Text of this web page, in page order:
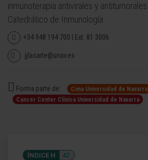
inmunoterapia antivirales y antitumorales.
Catedrático de Inmunología.
+34 948 194 700 | Ext. 81 3006
jjlasarte@unav.es
Forma parte de:
Cima Universidad de Navarra
Cancer Center Clínica Universidad de Navarra
ÍNDICE H 42